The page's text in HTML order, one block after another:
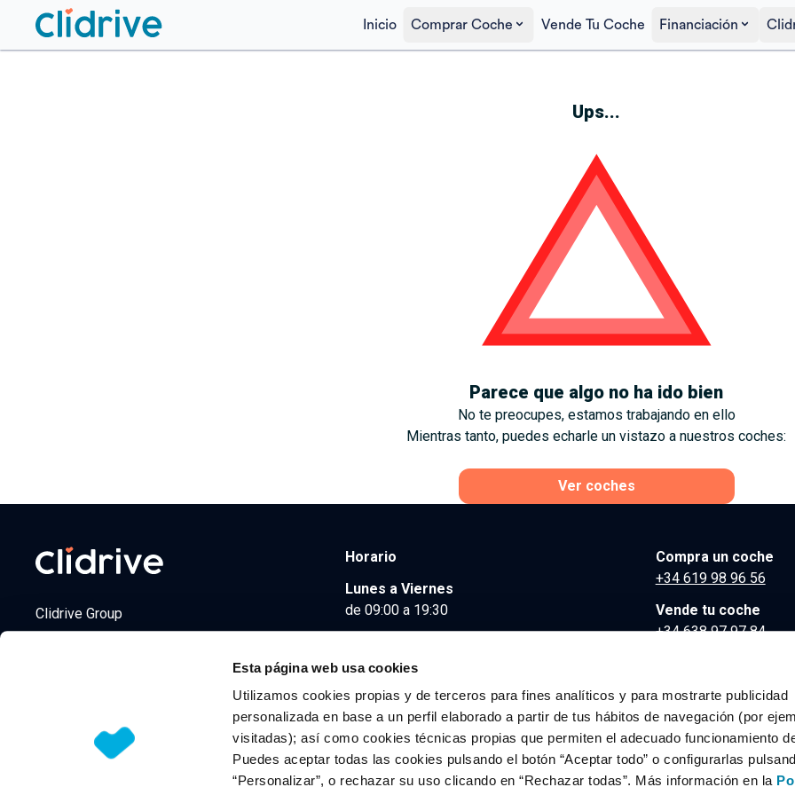
Esta página web usa cookies
Utilizamos cookies propias y de terceros para fines analíticos y para mostrarte publicidad
personalizada en base a un perfil elaborado a partir de tus hábitos de navegación (por
visitadas); así como cookies técnicas propias que permiten el adecuado funcionamiento
Puedes aceptar todas las cookies pulsando el botón “Aceptar todo” o configurarlas
“Personalizar”, o rechazar su uso clicando en “Rechazar todas”. Más información en la
Inicio Comprar Coche Vende Tu Coche Financiación
Ups...
Parece que algo no ha ido bien
No te preocupes, estamos trabajando en ello
Mientras tanto, puedes echarle un vistazo a nuestros coches:
Ver coches
Clidrive Group
Horario
Lunes a Viernes
de 09:00 a 19:30
Compra un coche
+34 619 98 96 56
Vende tu coche
+34 638 97 97 84
© 2026 CLIDRIVE CAPITAL, SOCIEDAD LIMITADA. Todos los derechos reservados.